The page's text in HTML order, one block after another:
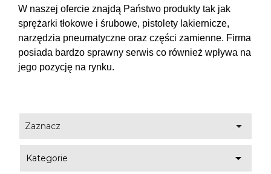
W naszej ofercie znajdą Państwo produkty tak jak
sprężarki tłokowe i śrubowe, pistolety lakiernicze,
narzędzia pneumatyczne oraz części zamienne. Firma
posiada bardzo sprawny serwis co również wpływa na
jego pozycję na rynku.
Zaznacz 
Kategorie 